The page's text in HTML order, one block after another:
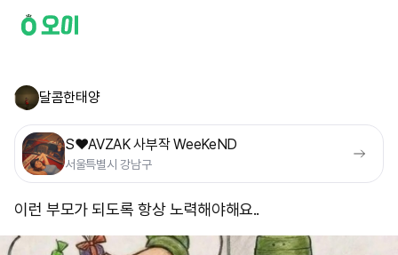
달콤한태양
S❤️AVZAK 사부작 WeeKeND
서울특별시 강남구
이런 부모가 되도록 항상 노력해야해요..